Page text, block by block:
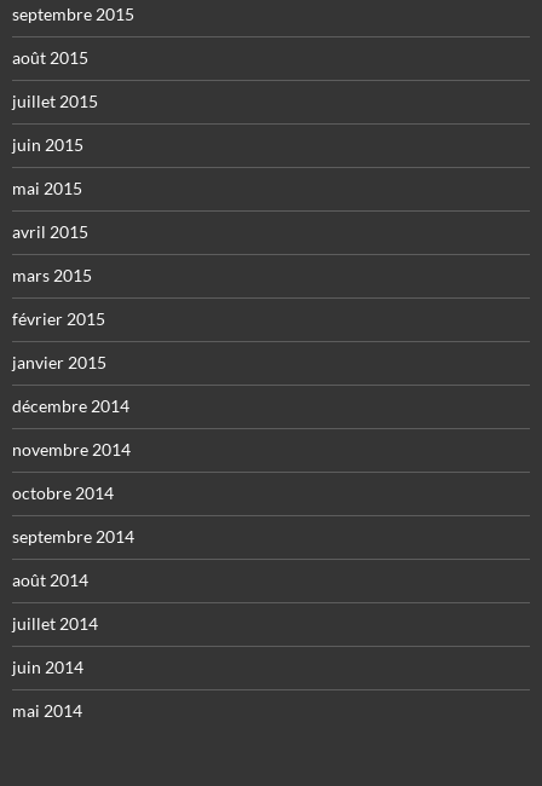
septembre 2015
août 2015
juillet 2015
juin 2015
mai 2015
avril 2015
mars 2015
février 2015
janvier 2015
décembre 2014
novembre 2014
octobre 2014
septembre 2014
août 2014
juillet 2014
juin 2014
mai 2014